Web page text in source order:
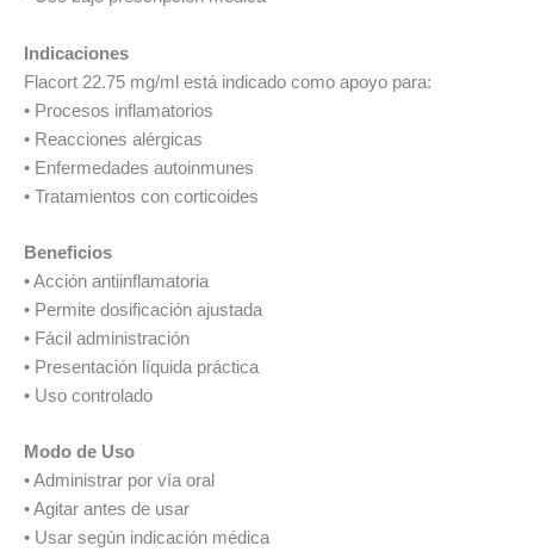
Indicaciones
Flacort 22.75 mg/ml está indicado como apoyo para:
• Procesos inflamatorios
• Reacciones alérgicas
• Enfermedades autoinmunes
• Tratamientos con corticoides
Beneficios
• Acción antiinflamatoria
• Permite dosificación ajustada
• Fácil administración
• Presentación líquida práctica
• Uso controlado
Modo de Uso
• Administrar por vía oral
• Agitar antes de usar
• Usar según indicación médica